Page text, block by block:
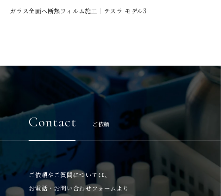
ガラス全面へ断熱フィルム施工｜テスラ モデル3
Contact ご依頼
ご依頼やご質問については、
お電話・お問い合わせフォームより